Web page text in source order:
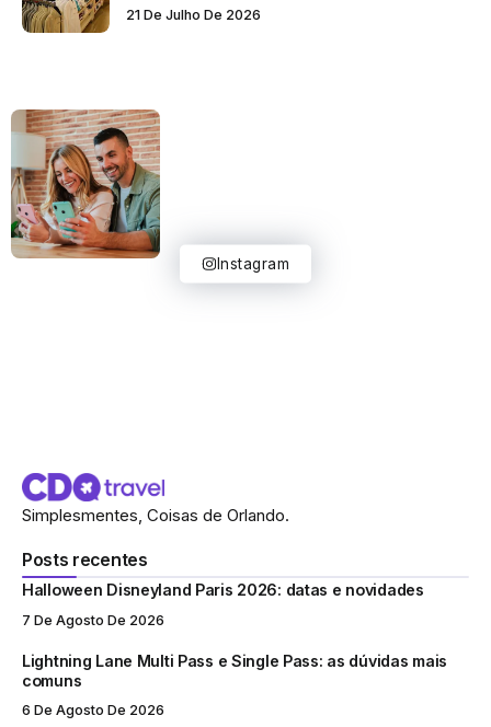
21 De Julho De 2026
Instagram
Simplesmentes, Coisas de Orlando.
Posts recentes
Halloween Disneyland Paris 2026: datas e novidades
7 De Agosto De 2026
Lightning Lane Multi Pass e Single Pass: as dúvidas mais
comuns
6 De Agosto De 2026